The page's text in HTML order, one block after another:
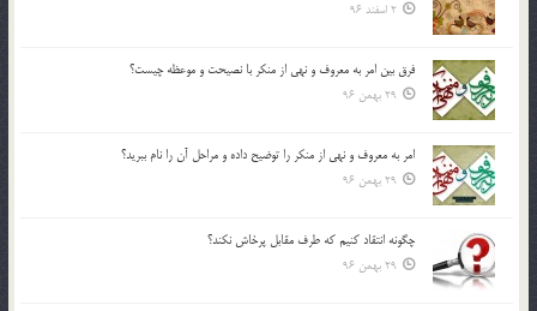
2 اسفند 96
فرق بين امر به معروف و نهي از منكر با نصيحت و موعظه چيست؟
29 بهمن 96
امر به معروف و نهي از منكر را توضيح داده و مراحل آن را نام ببريد؟
29 بهمن 96
چگونه انتقاد كنيم كه طرف مقابل پرخاش نكند؟
29 بهمن 96